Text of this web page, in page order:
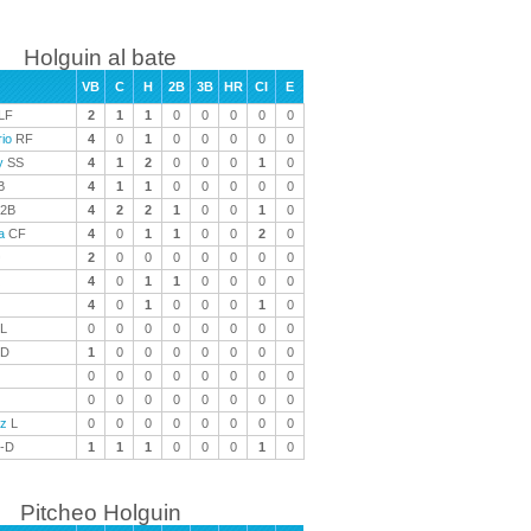
Holguin al bate
VB C H 2B 3B HR CI
E
LF 2 1 1 0 0 0 0
0
RF 4 0 1 0 0 0 0
0
SS 4 1 2 0 0 0 1
0
4 1 1 0 0 0 0
0
2B 4 2 2 1 0 0 1
0
CF 4 0 1 1 0 0 2
0
2 0 0 0 0 0 0
0
4 0 1 1 0 0 0
0
4 0 1 0 0 0 1
0
L 0 0 0 0 0 0 0
0
1 0 0 0 0 0 0
0
0 0 0 0 0 0 0
0
0 0 0 0 0 0 0
0
L 0 0 0 0 0 0 0
0
D 1 1 1 0 0 0 1 0
Pitcheo Holguin